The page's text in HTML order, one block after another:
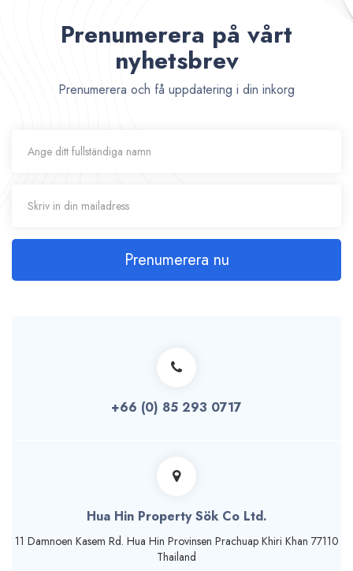
Prenumerera på vårt
nyhetsbrev
Prenumerera och få uppdatering i din inkorg
Prenumerera nu
+66 (0) 85 293 0717
Hua Hin Property Sök Co Ltd.
11 Damnoen Kasem Rd. Hua Hin Provinsen Prachuap Khiri Khan 77110
Thailand